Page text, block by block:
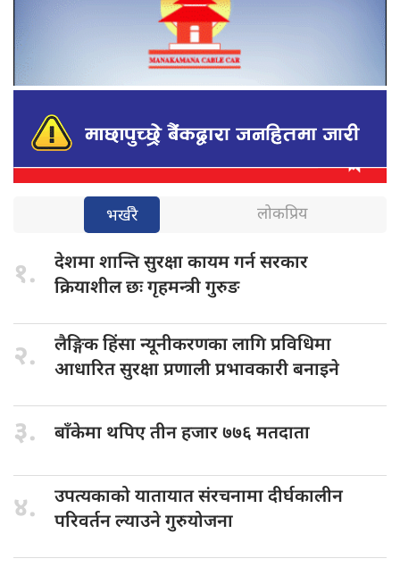
भर्खरै लोकप्रिय
१. देशमा शान्तिसुरक्षा कायम गर्न सरकार
क्रियाशील छः गृहमन्त्री गुरुङ
२. लैङ्गिक हिंसान्यूनीकरणका लागि प्रविधिमा
आधारित सुरक्षा प्रणाली प्रभावकारी बनाइने
३. बाँकेमा थपिएतीन हजार ७७६ मतदाता
४. उपत्यकाको यातायातसंरचनामा दीर्घकालीन
परिवर्तन ल्याउने गुरुयोजना